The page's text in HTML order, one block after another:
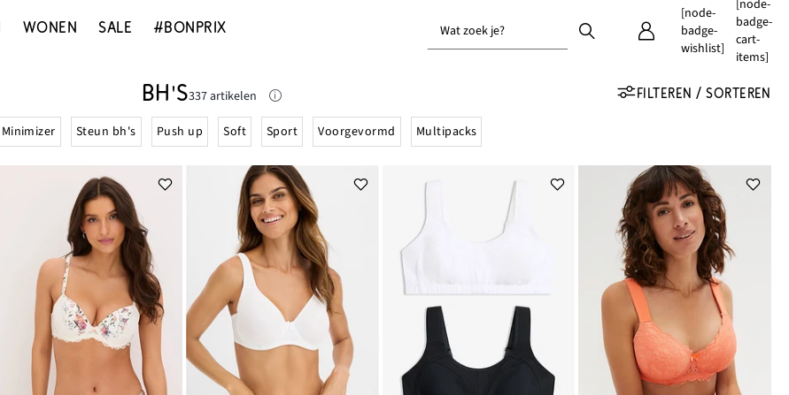
WONEN SALE #BONPRIX Wat zoek je?
[node-
badge-
wishlist]
[node-
badge-
cart-
items]
BH'S337 artikelen FILTEREN / SORTEREN
Minimizer Steun bh's Push up Soft Sport Voorgevormd Multipacks